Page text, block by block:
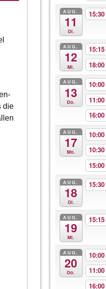
die
AUG.
11
Di.
15:30
AUG.
12
Mi.
15:15
18:00
AUG.
13
Do.
10:00
11:00
16:00
AUG.
17
Mo.
10:00
10:30
15:00
AUG.
18
Di.
15:30
AUG.
19
Mi.
15:15
AUG.
20
Do.
10:00
11:00
16:00